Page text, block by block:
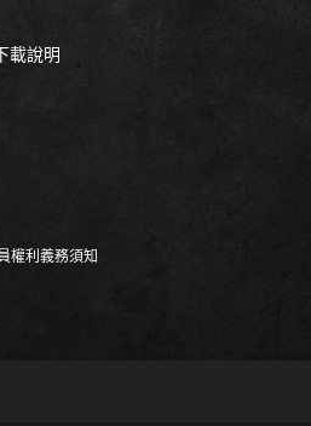
載說明
權利義務須知